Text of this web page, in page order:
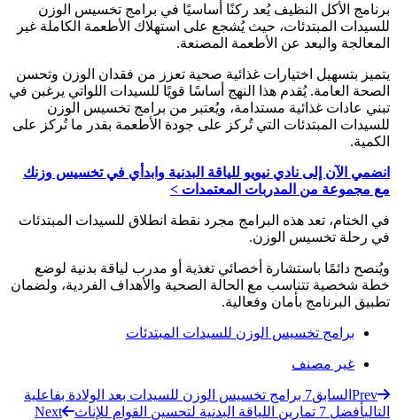
برنامج الأكل النظيف يُعد ركنًا أساسيًا في برامج تخسيس الوزن
للسيدات المبتدئات، حيث يُشجع على استهلاك الأطعمة الكاملة غير
المعالجة والبعد عن الأطعمة المصنعة.
يتميز بتسهيل اختيارات غذائية صحية تعزز من فقدان الوزن وتحسن
الصحة العامة. يُقدم هذا النهج أساسًا قويًا للسيدات اللواتي يرغبن في
تبني عادات غذائية مستدامة، ويُعتبر من برامج تخسيس الوزن
للسيدات المبتدئات التي تُركز على جودة الأطعمة بقدر ما تُركز على
الكمية.
انضمي الآن إلى نادي نيويو للياقة البدنية وابدأي في تخسيس وزنك
مع مجموعة من المدربات المعتمدات >
في الختام، تعد هذه البرامج مجرد نقطة انطلاق للسيدات المبتدئات
في رحلة تخسيس الوزن.
ويُنصح دائمًا باستشارة أخصائي تغذية أو مدرب لياقة بدنية لوضع
خطة شخصية تتناسب مع الحالة الصحية والأهداف الفردية، ولضمان
تطبيق البرنامج بأمان وفعالية.
برامج تخسيس الوزن للسيدات المبتدئات
غير مصنف
Prev السابق7 برامج تخسيس الوزن للسيدات بعد الولادة بفاعلية
التاليأفضل 7 تمارين اللياقة البدنية لتحسين القوام للإناث Next